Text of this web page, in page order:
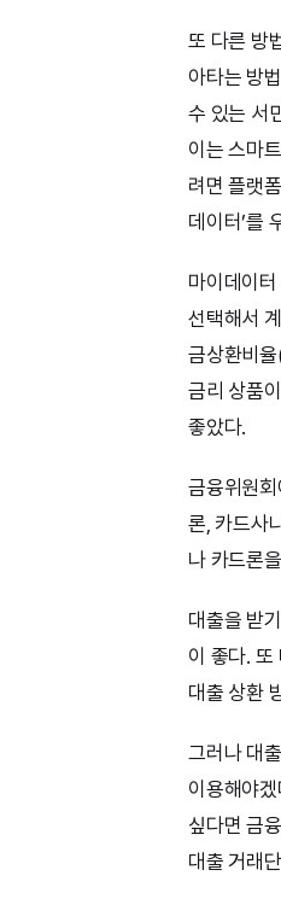
또 다른 방
아타는 방
수 있는 서
이는 스마
려면 플랫
데이터’를
마이데이
선택해서
금상환비
금리 상품
좋았다.
금융위원
론, 카드사
나 카드론
대출을 받
이 좋다. 또
대출 상환
그러나 대
이용해야
싶다면 금
대출 거래